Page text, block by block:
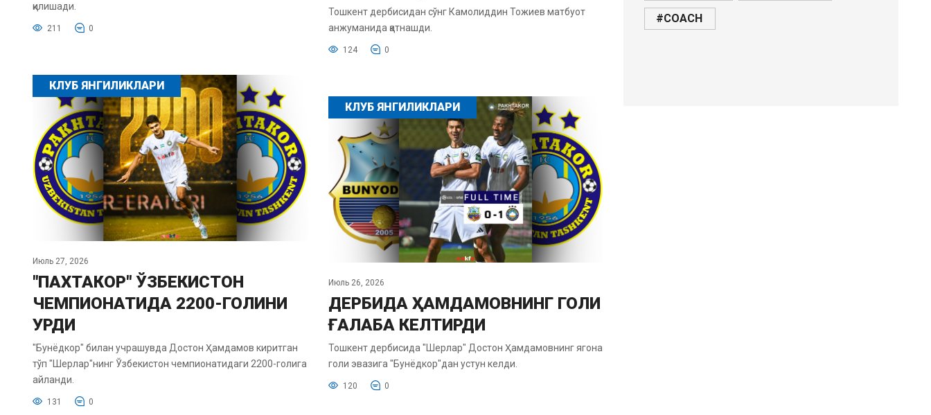
қилишади.
211 0
Тошкент дербисидан сўнг Камолиддин Тожиев матбуот
анжуманида қатнашди.
124 0
КЛУБ ЯНГИЛИКЛАРИ
Июль 27, 2026
"ПАХТАКОР" ЎЗБЕКИСТОН
ЧЕМПИОНАТИДА 2200-ГОЛИНИ
УРДИ
"Бунёдкор" билан учрашувда Достон Ҳамдамов киритган
тўп "Шерлар"нинг Ўзбекистон чемпионатидаги 2200-голига
айланди.
131 0
КЛУБ ЯНГИЛИКЛАРИ
Июль 26, 2026
ДЕРБИДА ҲАМДАМОВНИНГ ГОЛИ
ҒАЛАБА КЕЛТИРДИ
Тошкент дербисида "Шерлар" Достон Ҳамдамовнинг ягона
голи эвазига "Бунёдкор"дан устун келди.
120 0
#COACH